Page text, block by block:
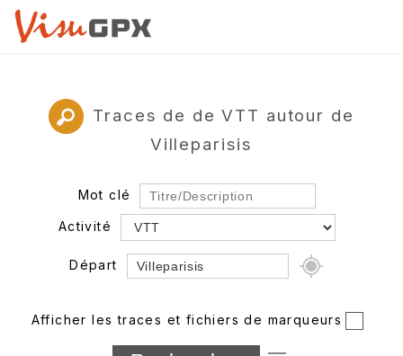
Traces de de VTT autour de
Villeparisis
Mot clé
Activité
Départ
Département
Afficher les traces et fichiers de marqueurs